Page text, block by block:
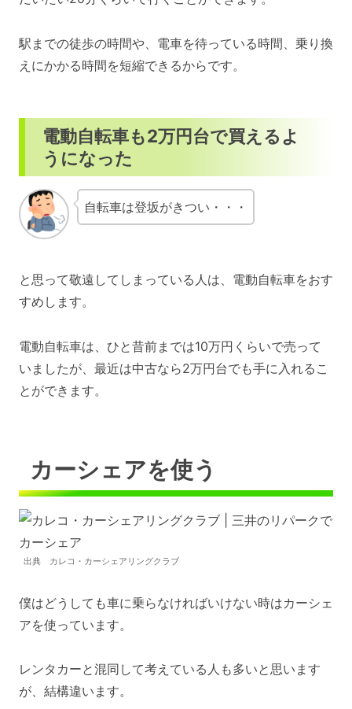
駅までの徒歩の時間や、電車を待っている時間、乗り換
えにかかる時間を短縮できるからです。
電動自転車も2万円台で買えるよ
うになった
自転車は登坂がきつい・・・
と思って敬遠してしまっている人は、電動自転車をおす
すめします。
電動自転車は、ひと昔前までは10万円くらいで売って
いましたが、最近は中古なら2万円台でも手に入れるこ
とができます。
カーシェアを使う
出典 カレコ・カーシェアリングクラブ
僕はどうしても車に乗らなければいけない時はカーシェ
アを使っています。
レンタカーと混同して考えている人も多いと思います
が、結構違います。